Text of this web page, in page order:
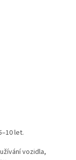
let.
vozidla,